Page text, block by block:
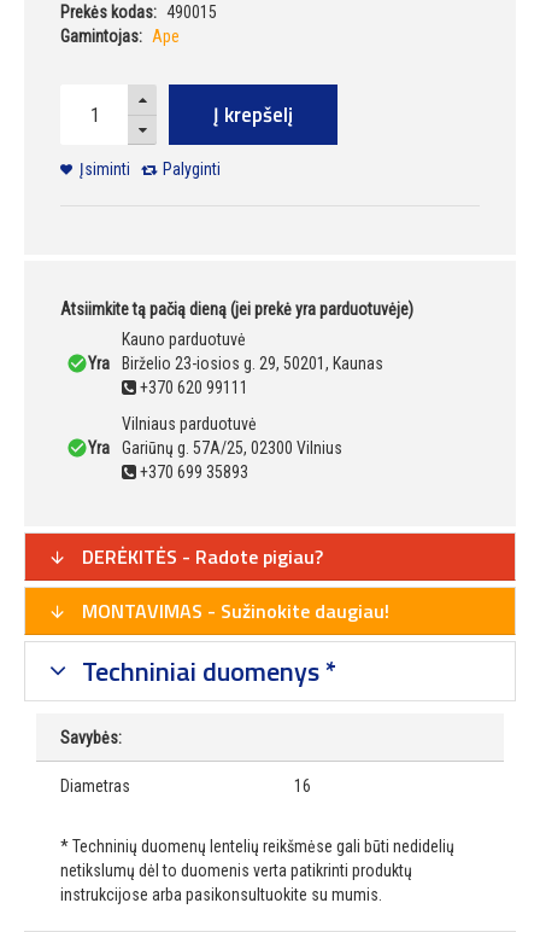
Prekės kodas: 490015
Gamintojas: Ape
Į krepšelį
Įsiminti Palyginti
Atsiimkite tą pačią dieną (jei prekė yra parduotuvėje)
Yra
Kauno parduotuvė
Birželio 23-iosios g. 29, 50201, Kaunas
+370 620 99111
Yra
Vilniaus parduotuvė
Gariūnų g. 57A/25, 02300 Vilnius
+370 699 35893
DERĖKITĖS - Radote pigiau?
MONTAVIMAS - Sužinokite daugiau!
Techniniai duomenys *
Savybės:
Diametras 16
* Techninių duomenų lentelių reikšmėse gali būti nedidelių
netikslumų dėl to duomenis verta patikrinti produktų
instrukcijose arba pasikonsultuokite su mumis.